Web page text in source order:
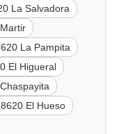
La Salvadora
La Pampita
El Higueral
El Hueso